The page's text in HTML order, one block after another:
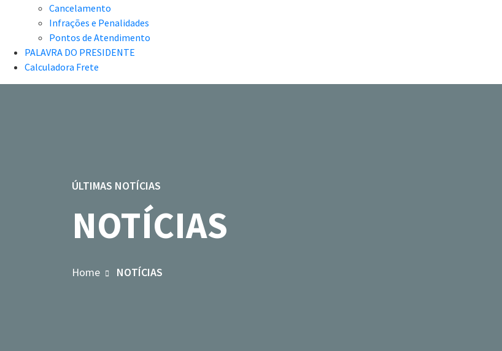
Cancelamento
Infrações e Penalidades
Pontos de Atendimento
PALAVRA DO PRESIDENTE
Calculadora Frete
ÚLTIMAS NOTÍCIAS
NOTÍCIAS
Home NOTÍCIAS